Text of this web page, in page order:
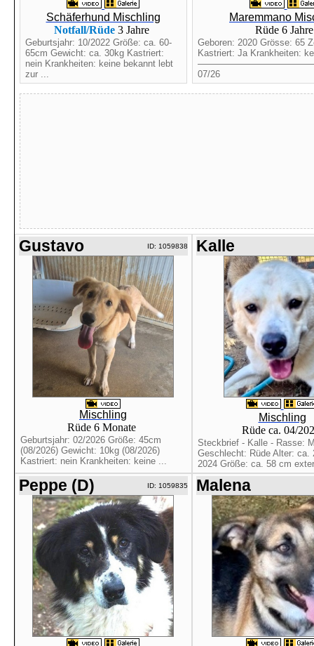
Schäferhund Mischling
Notfall/Rüde 3 Jahre
Geburtsjahr: 10/2022 Größe: ca. 60-
65cm Gewicht: ca. 30kg Kastriert:
nein Krankheiten: keine bekannt lebt
zur ...
Maremmano
Rüde 6
Geboren: 2020 Grösse: 65
Kastriert: Ja Krankheiten:
07/26
Gustavo ID: 1059838
Mischling
Rüde 6 Monate
Geburtsjahr: 02/2026 Größe: 45cm
(08/2026) Gewicht: 10kg (08/2026)
Kastriert: nein Krankheiten: keine ...
Kalle
Mischling
Rüde ca. 04/
Steckbrief - Kalle - Rasse:
Geschlecht: Rüde Alter: ca.
2024 Größe: ca. 58 cm
Peppe (D) ID: 1059835 Malena